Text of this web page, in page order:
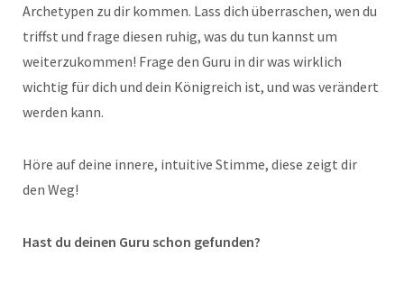
Archetypen zu dir kommen. Lass dich überraschen, wen du
triffst und frage diesen ruhig, was du tun kannst um
weiterzukommen! Frage den Guru in dir was wirklich
wichtig für dich und dein Königreich ist, und was verändert
werden kann.
Höre auf deine innere, intuitive Stimme, diese zeigt dir
den Weg!
Hast du deinen Guru schon gefunden?